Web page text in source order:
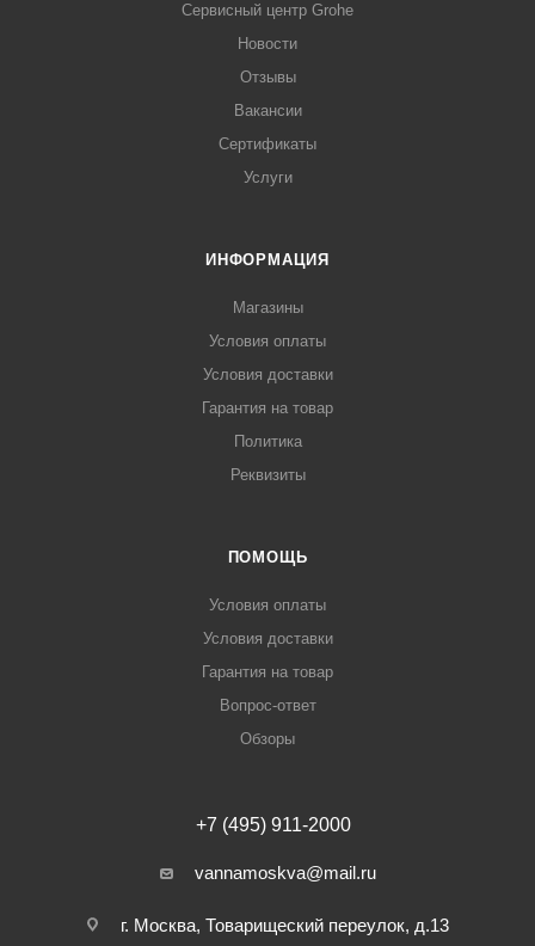
Сервисный центр Grohe
Новости
Отзывы
Вакансии
Сертификаты
Услуги
ИНФОРМАЦИЯ
Магазины
Условия оплаты
Условия доставки
Гарантия на товар
Политика
Реквизиты
ПОМОЩЬ
Условия оплаты
Условия доставки
Гарантия на товар
Вопрос-ответ
Обзоры
+7 (495) 911-2000
vannamoskva@mail.ru
г. Москва, Товарищеский переулок, д.13